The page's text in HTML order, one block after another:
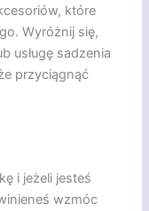
które
Wyróżnij się,
usługę sadzenia
przyciągnąć
i jeżeli jesteś
wzmóc